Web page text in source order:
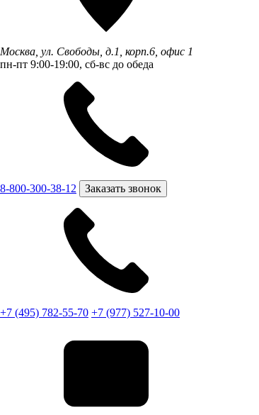
Москва, ул. Свободы, д.1, корп.6, офис 1
пн-пт 9:00-19:00, сб-вс до обеда
8-800-300-38-12 Заказать звонок
+7 (495) 782-55-70 +7 (977) 527-10-00